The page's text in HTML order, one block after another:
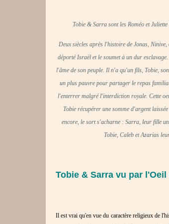
Tobie & Sarra sont les Roméo et
Deux siècles après l'histoire de Jonas,
déporté Israël et le soumet à un dur
l'âme de son peuple. Il n'a qu'un fils, Tobie,
un plus pauvre pour partager le repas
l'enterrer malgré l'interdiction royale. Cette
Tobie récupérer une somme d'argent
encore, le sort s'acharne : Sarra, leur fille
Tobie, Caleb et Azarias
Tobie & Sarra vu par l'Oeil
Il est vrai qu'en vue du caractère religieux de